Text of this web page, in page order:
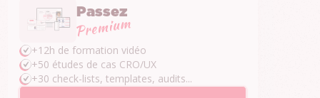
Passez
+12h de formation vidéo
+50 études de cas CRO/UX
+30 check-lists, templates, audits...